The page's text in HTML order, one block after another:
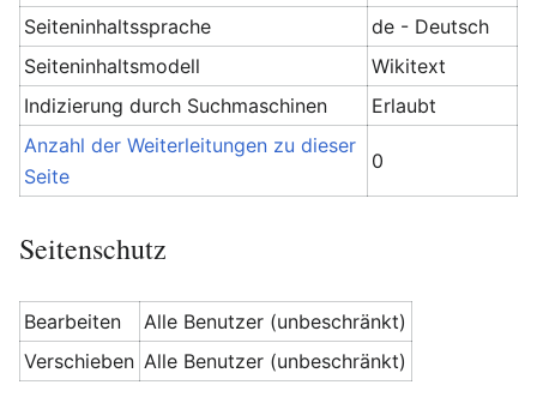
Seiteninhaltssprache
de - Deutsch
Seiteninhaltsmodell
Wikitext
Indizierung durch Suchmaschinen
Erlaubt
Anzahl der Weiterleitungen zu dieser
Seite
0
Seitenschutz
Bearbeiten
Alle Benutzer (unbeschränkt)
Verschieben Alle Benutzer (unbeschränkt)